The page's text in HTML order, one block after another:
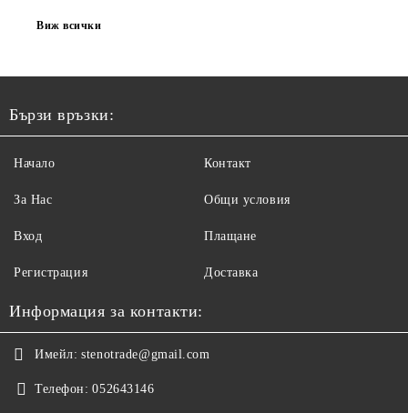
Виж всички
Бързи връзки:
Начало
За Нас
Вход
Регистрация
Контакт
Общи условия
Плащане
Доставка
Информация за контакти:
Имейл: stenotrade@gmail.com
Телефон: 052643146